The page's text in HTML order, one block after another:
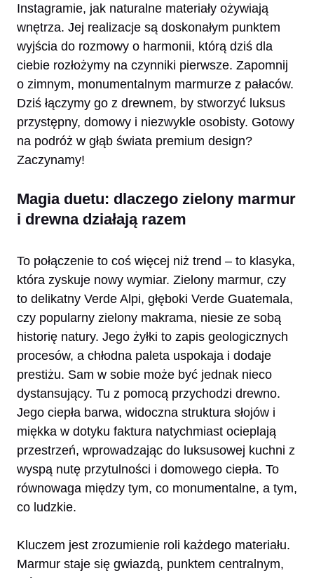
Instagramie, jak naturalne materiały ożywiają
wnętrza. Jej realizacje są doskonałym punktem
wyjścia do rozmowy o harmonii, którą dziś dla
ciebie rozłożymy na czynniki pierwsze. Zapomnij
o zimnym, monumentalnym marmurze z pałaców.
Dziś łączymy go z drewnem, by stworzyć luksus
przystępny, domowy i niezwykle osobisty. Gotowy
na podróż w głąb świata premium design?
Zaczynamy!
Magia duetu: dlaczego zielony marmur
i drewna działają razem
To połączenie to coś więcej niż trend – to klasyka,
która zyskuje nowy wymiar. Zielony marmur, czy
to delikatny Verde Alpi, głęboki Verde Guatemala,
czy popularny zielony makrama, niesie ze sobą
historię natury. Jego żyłki to zapis geologicznych
procesów, a chłodna paleta uspokaja i dodaje
prestiżu. Sam w sobie może być jednak nieco
dystansujący. Tu z pomocą przychodzi drewno.
Jego ciepła barwa, widoczna struktura słojów i
miękka w dotyku faktura natychmiast ocieplają
przestrzeń, wprowadzając do luksusowej kuchni z
wyspą nutę przytulności i domowego ciepła. To
równowaga między tym, co monumentalne, a tym,
co ludzkie.
Kluczem jest zrozumienie roli każdego materiału.
Marmur staje się gwiazdą, punktem centralnym,